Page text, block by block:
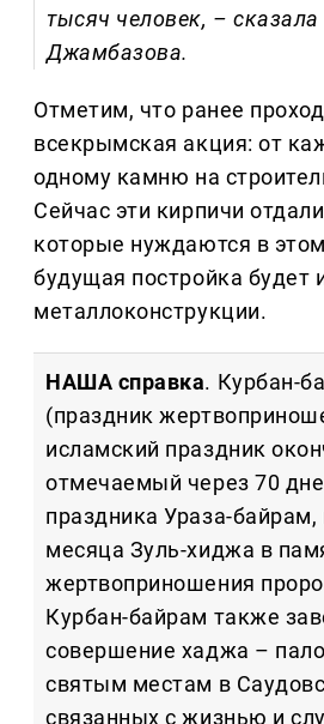
тысяч человек, – сказала
Джамбазова.
Отметим, что ранее
всекрымская акция: от
одному камню на
Сейчас эти кирпичи
которые нуждаются в
будущая постройка будет
металлоконструкции.
НАША справка. Курбан-
(праздник
исламский праздник
отмечаемый через 70
праздника Ураза-
месяца Зуль-хиджа в
жертвоприношения
Курбан-байрам также
совершение хаджа –
святым местам в
связанных с жизнью и